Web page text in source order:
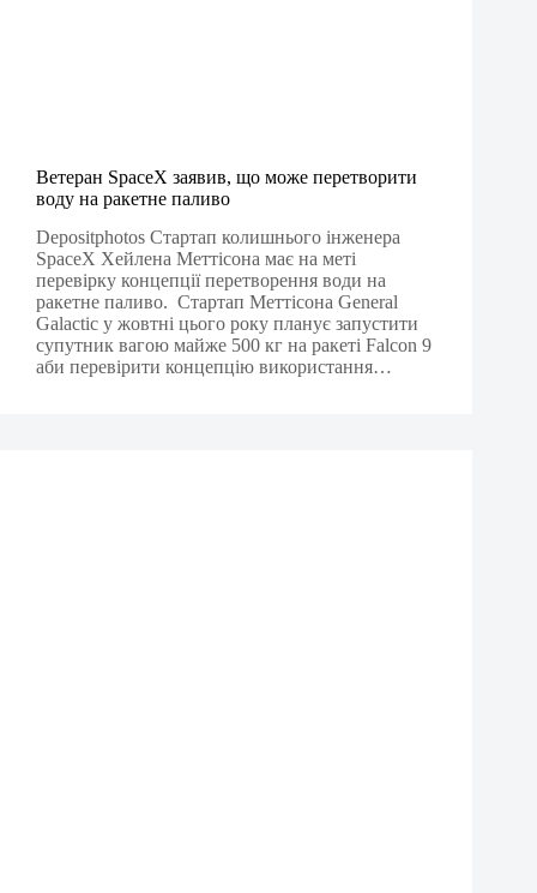
Ветеран SpaceX заявив, що може перетворити
воду на ракетне паливо
Depositphotos Стартап колишнього інженера
SpaceX Хейлена Меттісона має на меті
перевірку концепції перетворення води на
ракетне паливо. Стартап Меттісона General
Galactic у жовтні цього року планує запустити
супутник вагою майже 500 кг на ракеті Falcon 9
аби перевірити концепцію використання…